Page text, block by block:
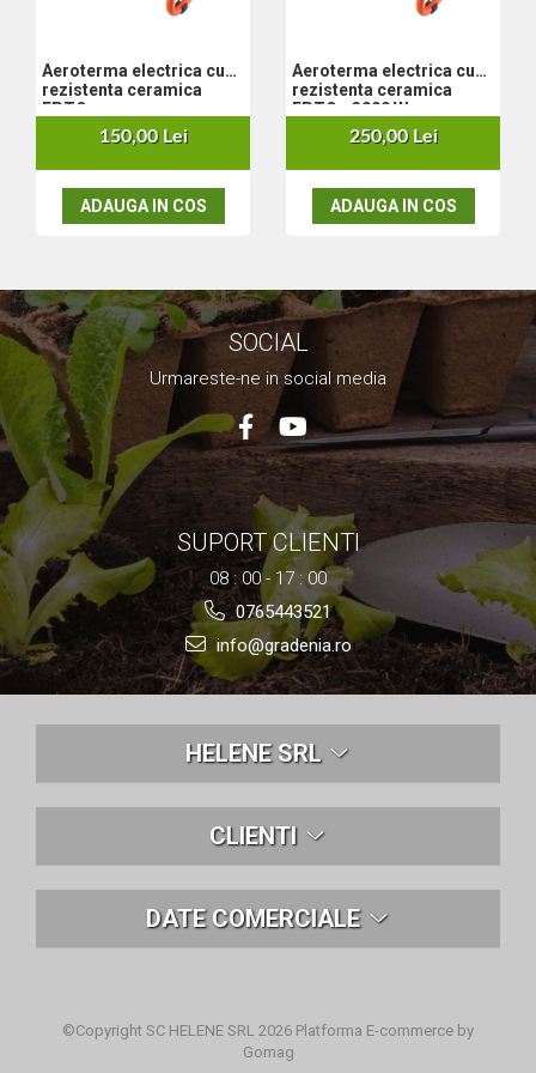
Freze electrice
Rindele electrice
Aparate de sudură tevi PVC
Mașini electrice de șlefuit / polișat
Mixer electric
Masini de debitat metal
Cutit termic electric
Cosuri Si Pubele
Aeroterma electrica cu
rezistenta ceramica
EPTO
150,00 Lei
ADAUGA IN COS
Aeroterma electrica cu
rezistenta ceramica
EPTO - 3000 W
250,00 Lei
ADAUGA IN COS
SOCIAL
Urmareste-ne in social media
SUPORT CLIENTI
08 : 00 - 17 : 00
0765443521
info@gradenia.ro
HELENE SRL
CLIENTI
DATE COMERCIALE
©Copyright SC HELENE SRL 2026 Platforma E-commerce by
Gomag